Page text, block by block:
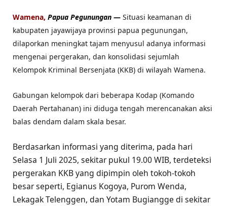
Wamena, Papua Pegunungan — Situasi keamanan di
kabupaten jayawijaya provinsi papua pegunungan,
dilaporkan meningkat tajam menyusul adanya informasi
mengenai pergerakan, dan konsolidasi sejumlah
Kelompok Kriminal Bersenjata (KKB) di wilayah Wamena.
Gabungan kelompok dari beberapa Kodap (Komando
Daerah Pertahanan) ini diduga tengah merencanakan aksi
balas dendam dalam skala besar.
Berdasarkan informasi yang diterima, pada hari
Selasa 1 Juli 2025, sekitar pukul 19.00 WIB, terdeteksi
pergerakan KKB yang dipimpin oleh tokoh-tokoh
besar seperti, Egianus Kogoya, Purom Wenda,
Lekagak Telenggen, dan Yotam Bugiangge di sekitar